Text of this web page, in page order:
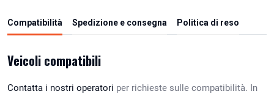
Compatibilità Spedizione e consegna Politica di reso
Veicoli compatibili
Contatta i nostri operatori per richieste sulle compatibilità. In